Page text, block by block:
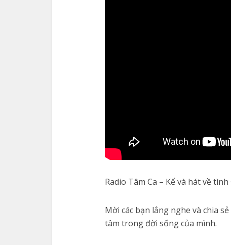
Radio Tâm Ca – Kể và hát về
Mời các bạn lắng nghe và chia
tâm trong đời sống của mình.